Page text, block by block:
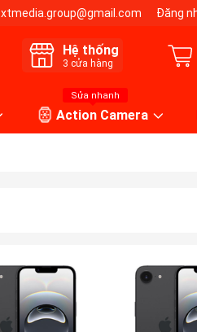
xtmedia.group@gmail.com Đăng
Hệ thống
3 cửa hàng
Sửa nhanh
Action Camera